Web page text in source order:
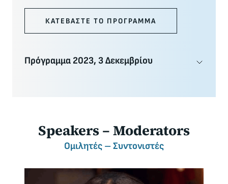
ΚΑΤΕΒΑΣΤΕ ΤΟ ΠΡΟΓΡΑΜΜΑ
Πρόγραμμα 2023, 3 Δεκεμβρίου
Speakers – Moderators
Ομιλητές – Συντονιστές